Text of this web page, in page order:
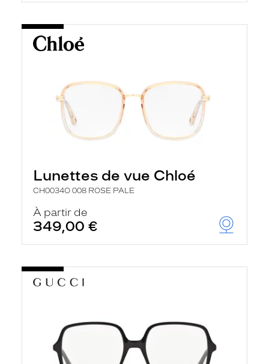
Lunettes de vue Chloé
CH0034O 008 ROSE PALE
À partir de
349,00 €